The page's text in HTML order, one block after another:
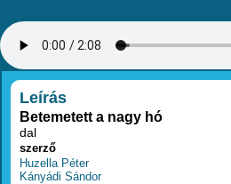
RÉSZLETEK
Leírás
Betemetett a nagy hó
dal
szerző
Huzella Péter
Kányádi Sándor